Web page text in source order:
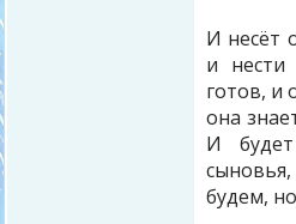
И несёт
и
готов, и
она
И
будем,